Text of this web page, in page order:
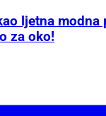
ljetna modna
za oko!